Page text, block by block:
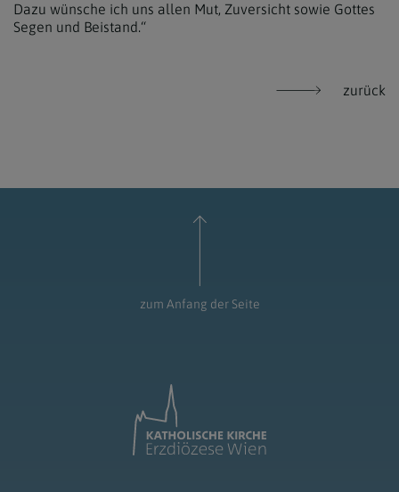
Dazu wünsche ich uns allen Mut, Zuversicht sowie Gottes
Segen und Beistand.“
zurück
zum Anfang der Seite